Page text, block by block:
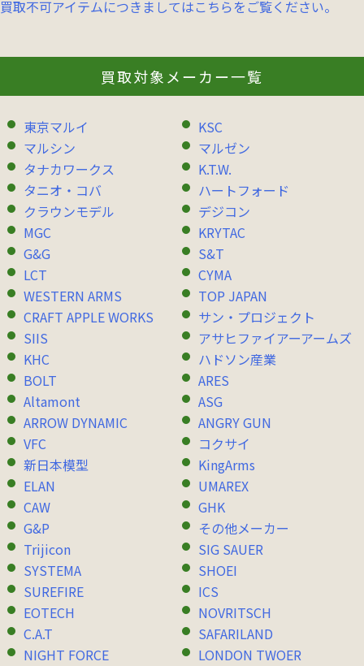
買取不可アイテムにつきましてはこちらをご覧ください。
買取対象メーカー一覧
東京マルイ
KSC
マルシン
マルゼン
タナカワークス
K.T.W.
タニオ・コバ
ハートフォード
クラウンモデル
デジコン
MGC
KRYTAC
G&G
S&T
LCT
CYMA
WESTERN ARMS
TOP JAPAN
CRAFT APPLE WORKS
サン・プロジェクト
SIIS
アサヒファイアーアームズ
KHC
ハドソン産業
BOLT
ARES
Altamont
ASG
ARROW DYNAMIC
ANGRY GUN
VFC
コクサイ
新日本模型
KingArms
ELAN
UMAREX
CAW
GHK
G&P
その他メーカー
Trijicon
SIG SAUER
SYSTEMA
SHOEI
SUREFIRE
ICS
EOTECH
NOVRITSCH
C.A.T
SAFARILAND
NIGHT FORCE
LONDON TWOER